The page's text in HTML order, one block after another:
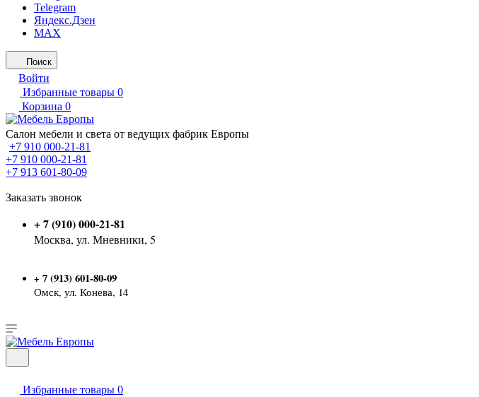
Telegram
Яндекс.Дзен
MAX
Поиск
Войти
Избранные товары 0
Корзина 0
Салон мебели и света от ведущих фабрик Европы
+7 910 000-21-81
+7 910 000-21-81
+7 913 601-80-09
Заказать звонок
+ 7 (910) 000-21-81
Москва, ул. Мневники, 5
+ 7 (913) 601-80-09
Омск, ул. Конева, 14
Избранные товары 0